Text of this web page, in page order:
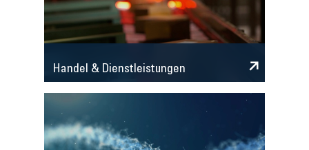
Handel & Dienstleistungen